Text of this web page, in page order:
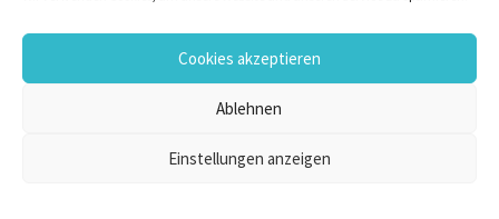
Cookies akzeptieren
Ablehnen
Einstellungen anzeigen